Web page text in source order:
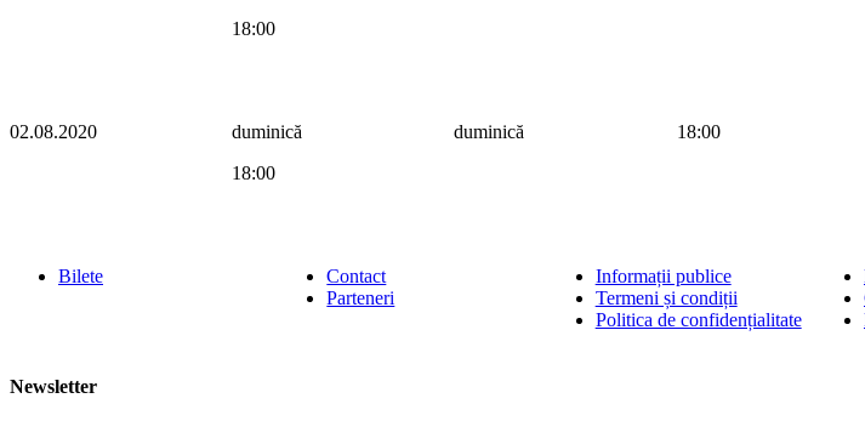
18:00
02.08.2020
duminică
18:00
duminică 18:00
Bilete
Contact
Parteneri
Informații publice
Termeni și condiții
Politica de confidențialitate
Newsletter